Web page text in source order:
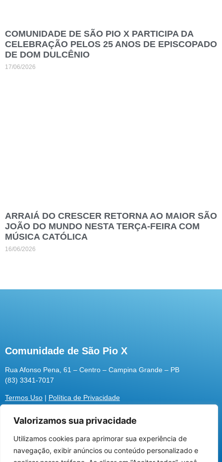
Utilizamos cookies para oferecer melhor
experiência, melhorar o desempenho, analisar
Valorizamos sua privacidade
Utilizamos cookies para aprimorar sua experiência de
navegação, exibir anúncios ou conteúdo personalizado e
COMUNIDADE DE SÃO PIO X PARTICIPA DA
CELEBRAÇÃO PELOS 25 ANOS DE EPISCOPADO
DE DOM DULCÊNIO
17/06/2026
ARRAIÁ DO CRESCER RETORNA AO MAIOR SÃO
JOÃO DO MUNDO NESTA TERÇA-FEIRA COM
MÚSICA CATÓLICA
16/06/2026
Comunidade de São Pio X
Rua Afonso Pena, 61 – Centro – Campina Grande – PB
(83) 3341-7017
Termos Uso | Política de Privacidade